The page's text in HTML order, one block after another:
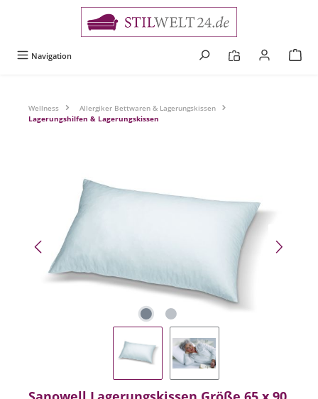
Navigation
Wellness
Allergiker Bettwaren & Lagerungskissen
Lagerungshilfen & Lagerungskissen